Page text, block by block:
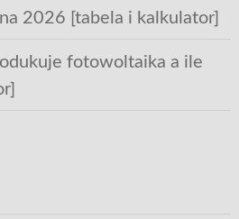
2026 [tabela i kalkulator]
fotowoltaika a ile